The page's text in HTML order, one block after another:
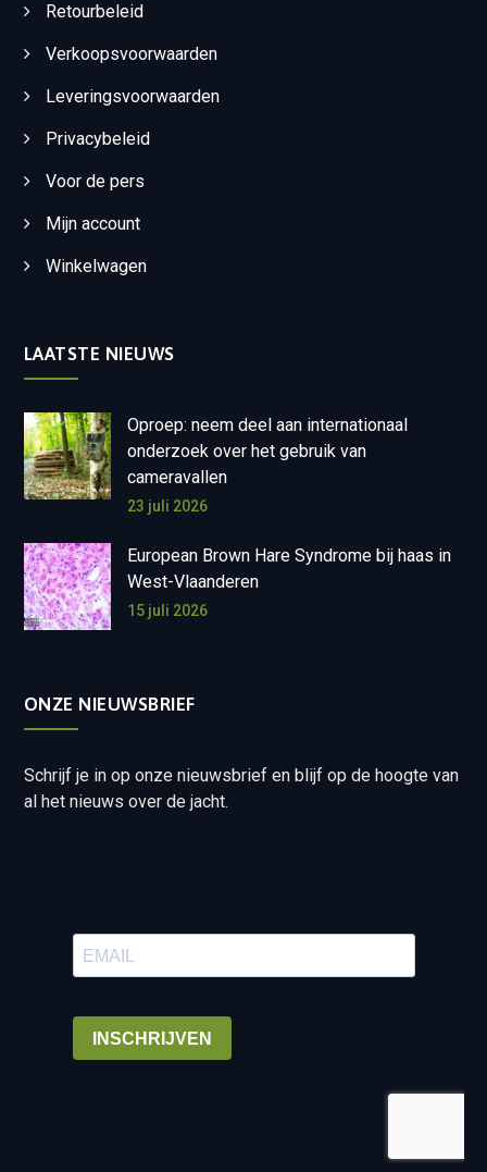
Retourbeleid
Verkoopsvoorwaarden
Leveringsvoorwaarden
Privacybeleid
Voor de pers
Mijn account
Winkelwagen
LAATSTE NIEUWS
Oproep: neem deel aan internationaal
onderzoek over het gebruik van
cameravallen
23 juli 2026
European Brown Hare Syndrome bij haas in
West-Vlaanderen
15 juli 2026
ONZE NIEUWSBRIEF
Schrijf je in op onze nieuwsbrief en blijf op de hoogte van
al het nieuws over de jacht.